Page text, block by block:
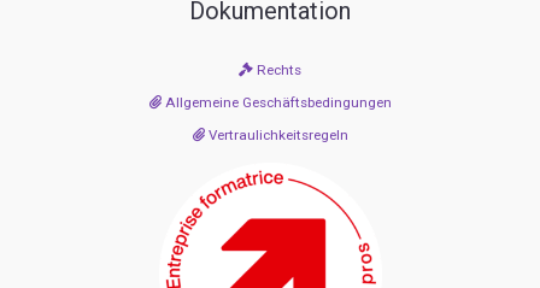
Dokumentation
Rechts
Allgemeine Geschäftsbedingungen
Vertraulichkeitsregeln